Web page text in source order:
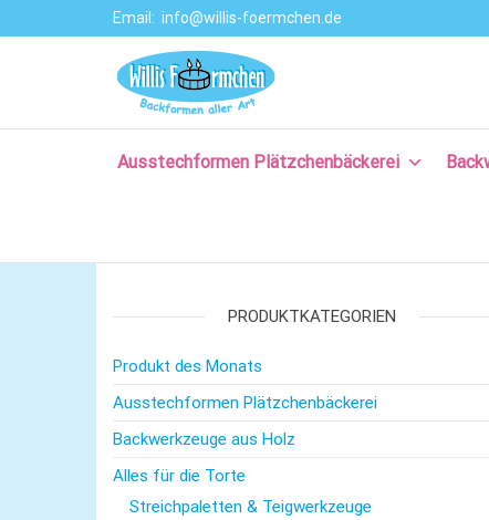
Email: info@willis-foermchen.de
– Backformen
Große Auswahl
an
mit Rezepten
Ausstechformen Plätzchenbäckerei
PRODUKTKATEGORIEN
Produkt des Monats
Ausstechformen Plätzchenbäckerei
Backwerkzeuge aus Holz
Alles für die Torte
Streichpaletten & Teigwerkzeuge